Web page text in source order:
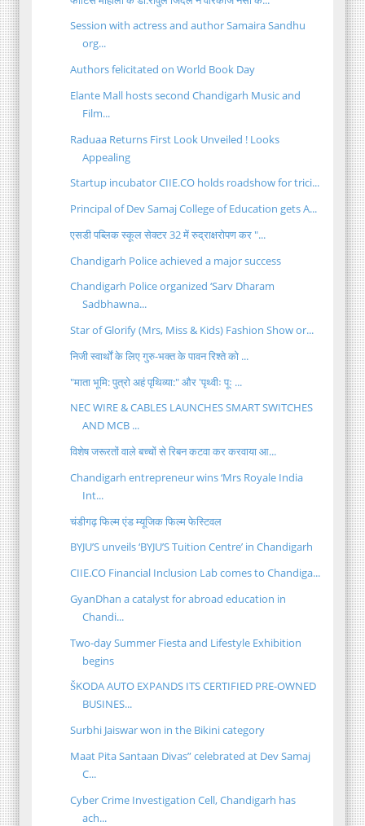
Session with actress and author Samaira Sandhu
org...
Authors felicitated on World Book Day
Elante Mall hosts second Chandigarh Music and
Film...
Raduaa Returns First Look Unveiled ! Looks
Appealing
Startup incubator CIIE.CO holds roadshow for trici...
Principal of Dev Samaj College of Education gets A...
एसडी पब्लिक स्कूल सेक्टर 32 में रुद्राक्षरोपण कर "...
Chandigarh Police achieved a major success
Chandigarh Police organized ‘Sarv Dharam
Sadbhawna...
Star of Glorify (Mrs, Miss & Kids) Fashion Show or...
निजी स्वार्थों के लिए गुरु-भक्त के पावन रिश्ते को ...
"माता भूमि: पुत्रो अहं पृथिव्या:" और 'पृथ्वीः पूः ...
NEC WIRE & CABLES LAUNCHES SMART SWITCHES
AND MCB ...
विशेष जरूरतों वाले बच्चों से रिबन कटवा कर करवाया आ...
Chandigarh entrepreneur wins ‘Mrs Royale India
Int...
चंडीगढ़ फिल्म एंड म्यूजिक फिल्म फेस्टिवल
BYJU’S unveils ‘BYJU’S Tuition Centre’ in Chandigarh
CIIE.CO Financial Inclusion Lab comes to Chandiga...
GyanDhan a catalyst for abroad education in
Chandi...
Two-day Summer Fiesta and Lifestyle Exhibition
begins
ŠKODA AUTO EXPANDS ITS CERTIFIED PRE-OWNED
BUSINES...
Surbhi Jaiswar won in the Bikini category
Maat Pita Santaan Divas” celebrated at Dev Samaj
C...
Cyber Crime Investigation Cell, Chandigarh has
ach...